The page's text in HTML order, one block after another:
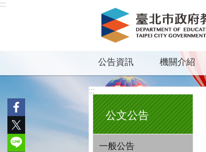
跳到主要內容區塊
:::
公告資訊 機關介紹
:::
公文公告
一般公告